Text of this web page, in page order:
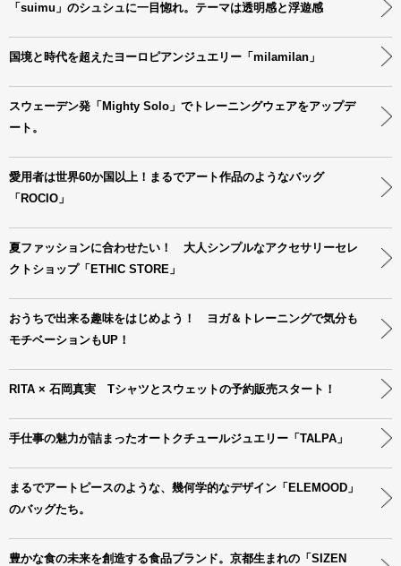
「suimu」のシュシュに一目惚れ。テーマは透明感と浮遊感
国境と時代を超えたヨーロピアンジュエリー「milamilan」
スウェーデン発「Mighty Solo」でトレーニングウェアをアップデ
ート。
愛用者は世界60か国以上！まるでアート作品のようなバッグ
「ROCIO」
夏ファッションに合わせたい！ 大人シンプルなアクセサリーセレ
クトショップ「ETHIC STORE」
おうちで出来る趣味をはじめよう！ ヨガ＆トレーニングで気分も
モチベーションもUP！
RITA × 石岡真実 Tシャツとスウェットの予約販売スタート！
手仕事の魅力が詰まったオートクチュールジュエリー「TALPA」
まるでアートピースのような、幾何学的なデザイン「ELEMOOD」
のバッグたち。
豊かな食の未来を創造する食品ブランド。京都生まれの「SIZEN